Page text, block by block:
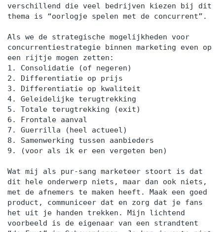
verschillend die veel bedrijven kiezen bij dit
thema is “oorlogje spelen met de concurrent”.
Als we de strategische mogelijkheden voor
concurrentiestrategie binnen marketing even op
een rijtje mogen zetten:
1. Consolidatie (of negeren)
2. Differentiatie op prijs
3. Differentiatie op kwaliteit
4. Geleidelijke terugtrekking
5. Totale terugtrekking (exit)
6. Frontale aanval
7. Guerrilla (heel actueel)
8. Samenwerking tussen aanbieders
9. (voor als ik er een vergeten ben)
Wat mij als pur-sang marketeer stoort is dat
dit hele onderwerp niets, maar dan ook niets,
met de afnemers te maken heeft. Maak een goed
product, communiceer dat en zorg dat je fans
het uit je handen trekken. Mijn lichtend
voorbeeld is de eigenaar van een strandtent